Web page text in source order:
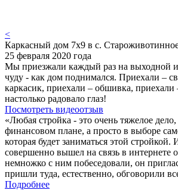
<
Каркасный дом 7х9 в с.
25 февраля 2020 года
Мы приезжали каждый раз на выходной и
чуду - как дом поднимался. Приехали –
каркасик, приехали – обшивка,
настолько радовало глаз!
Посмотреть видеоотзыв
«Любая стройка - это очень тяжелое
финансовом плане, а просто в выборе
которая будет заниматься этой стройкой.
совершенно вышел на связь в
немножко с ним побеседовали, он
пришли туда, естественно, обговорили
Подробнее